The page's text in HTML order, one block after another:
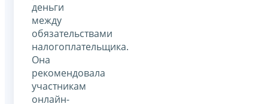
деньги
между
обязательствами
налогоплательщика.
Она
рекомендовала
участникам
онлайн-